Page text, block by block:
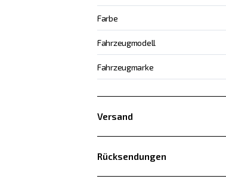
Farbe
Fahrzeugmodell
Fahrzeugmarke
Versand
Rücksendungen